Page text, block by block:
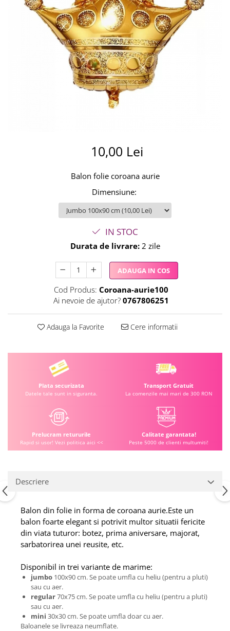
Unicorni si Curcubee
Baloane metalice
Baloane retro
Baloane litere
Baloane personalizate
10,00 Lei
Balon folie coroana aurie
Dimensiune:
IN STOC
Durata de livrare:2 zile
ADAUGA IN COS
Cod Produs: Coroana-aurie100
Ai nevoie de ajutor? 0767806251
Adauga la Favorite Cere informatii
Plata securizata
Datele tale sunt in siguranta.
Transport Gratuit
La comenzile mai mari de 300 RON
Prelucram retururile
Rapid si usor! Vezi politica aici <<
Calitate garantata!
Peste 5000 de clienti multumiti!
Descriere
Balon din folie in forma de coroana aurie.Este un
balon foarte elegant si potrivit multor situatii fericite
din viata tuturor: botez, prima aniversare, majorat,
sarbatorirea unei reusite, etc.
Disponibil in trei variante de marime:
jumbo 100x90 cm. Se poate umfla cu heliu (pentru a pluti)
sau cu aer.
regular70x75 cm. Se poate umfla cu heliu (pentru a pluti)
sau cu aer.
mini 30x30 cm. Se poate umfla doar cu aer.
Baloanele se livreaza neumflate.